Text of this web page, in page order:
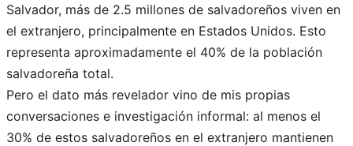
Salvador, más de 2.5 millones de salvadoreños viven en
el extranjero, principalmente en Estados Unidos. Esto
representa aproximadamente el 40% de la población
salvadoreña total.
Pero el dato más revelador vino de mis propias
conversaciones e investigación informal: al menos el
30% de estos salvadoreños en el extranjero mantienen